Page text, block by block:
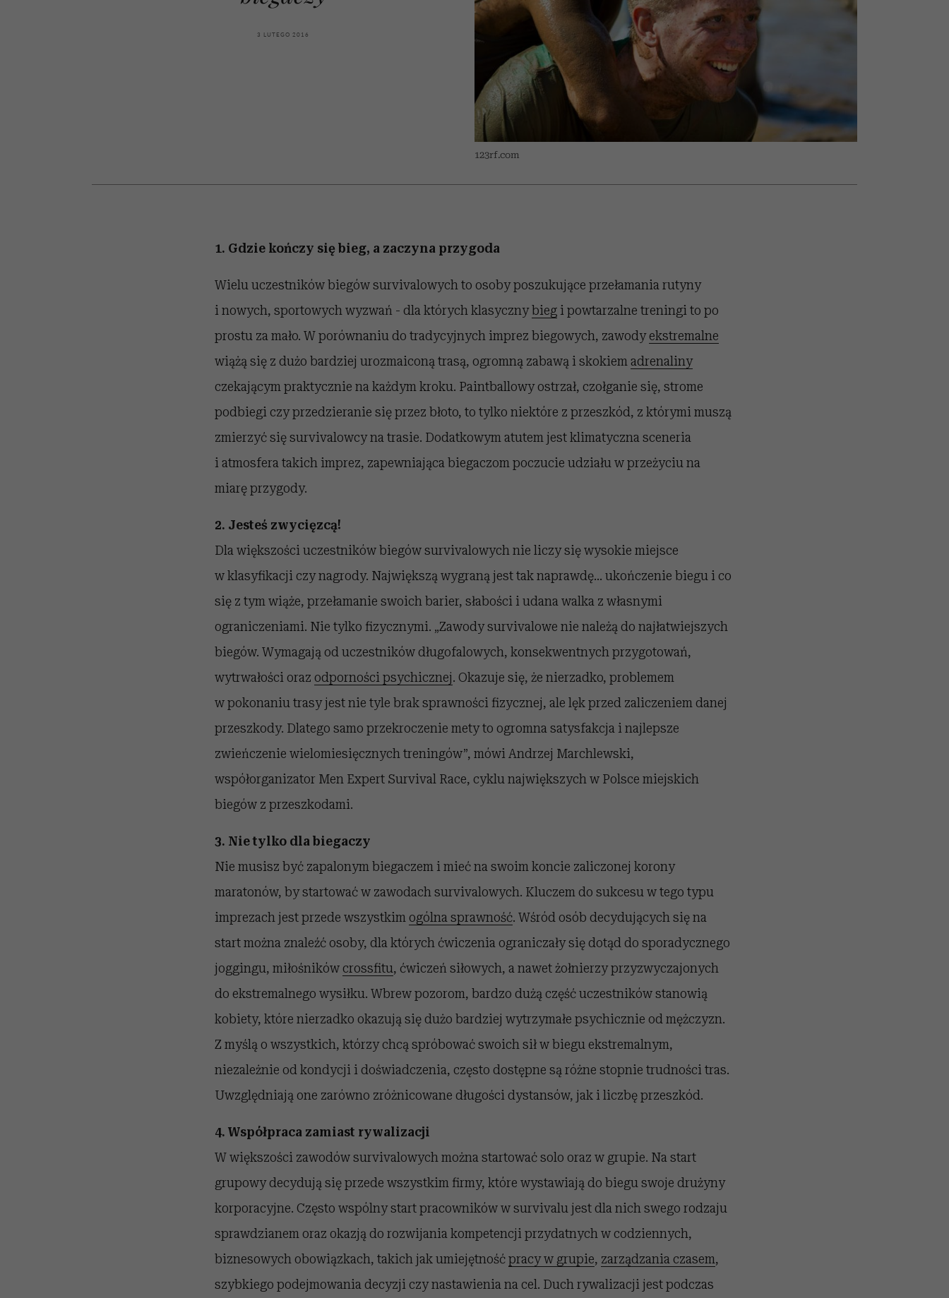
najbardziej pożądane
ubrania i marki sezonu
3 LUTEGO 2016
123rf.com
1. Gdzie kończy się bieg, a zaczyna przygoda
Wielu uczestników biegów survivalowych to osoby poszukujące przełamania rutyny
i nowych, sportowych wyzwań - dla których klasycznybiegi powtarzalne treningi to po
prostu za mało. W porównaniu do tradycyjnych imprez biegowych, zawodyekstremalne
wiążą się z dużo bardziej urozmaiconą trasą, ogromną zabawą i skokiem adrenaliny
czekającym praktycznie na każdym kroku. Paintballowy ostrzał, czołganie się, strome
podbiegi czy przedzieranie się przez błoto, to tylko niektóre z przeszkód, z którymi muszą
zmierzyć się survivalowcy na trasie. Dodatkowym atutem jest klimatyczna sceneria
i atmosfera takich imprez, zapewniająca biegaczom poczucie udziału w przeżyciu na
miarę przygody.
2. Jesteś zwycięzcą!
Dla większości uczestników biegów survivalowych nie liczy się wysokie miejsce
w klasyfikacji czy nagrody. Największą wygraną jest tak naprawdę… ukończenie biegu i co
się z tym wiąże, przełamanie swoich barier, słabości i udana walka z własnymi
ograniczeniami. Nie tylko fizycznymi. „Zawody survivalowe nie należą do najłatwiejszych
biegów. Wymagają od uczestników długofalowych, konsekwentnych przygotowań,
wytrwałości oraz odporności psychicznej. Okazuje się, że nierzadko, problemem
w pokonaniu trasy jest nie tyle brak sprawności fizycznej, ale lęk przed zaliczeniem danej
przeszkody. Dlatego samo przekroczenie mety to ogromna satysfakcja i najlepsze
zwieńczenie wielomiesięcznych treningów”, mówi Andrzej Marchlewski,
współorganizator Men Expert Survival Race, cyklu największych w Polsce miejskich
biegów z przeszkodami.
3. Nie tylko dla biegaczy
Nie musisz być zapalonym biegaczem i mieć na swoim koncie zaliczonej korony
maratonów, by startować w zawodach survivalowych. Kluczem do sukcesu w tego typu
imprezach jest przede wszystkim ogólna sprawność. Wśród osób decydujących się na
start można znaleźć osoby, dla których ćwiczenia ograniczały się dotąd do sporadycznego
joggingu, miłośników crossfitu, ćwiczeń siłowych, a nawet żołnierzy przyzwyczajonych
do ekstremalnego wysiłku. Wbrew pozorom, bardzo dużą część uczestników stanowią
kobiety, które nierzadko okazują się dużo bardziej wytrzymałe psychicznie od mężczyzn.
Z myślą o wszystkich, którzy chcą spróbować swoich sił w biegu ekstremalnym,
niezależnie od kondycji i doświadczenia, często dostępne są różne stopnie trudności tras.
Uwzględniają one zarówno zróżnicowane długości dystansów, jak i liczbę przeszkód.
4. Współpraca zamiast rywalizacji
W większości zawodów survivalowych można startować solo oraz w grupie. Na start
grupowy decydują się przede wszystkim firmy, które wystawiają do biegu swoje drużyny
korporacyjne. Często wspólny start pracowników w survivalu jest dla nich swego rodzaju
sprawdzianem oraz okazją do rozwijania kompetencji przydatnych w codziennych,
biznesowych obowiązkach, takich jak umiejętnośćpracy w grupie, zarządzania czasem,
szybkiego podejmowania decyzji czy nastawienia na cel. Duch rywalizacji jest podczas